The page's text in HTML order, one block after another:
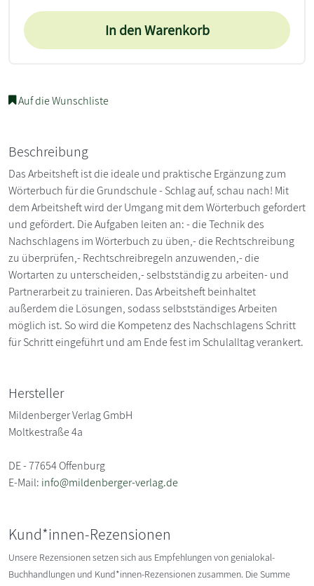
In den Warenkorb
Auf die Wunschliste
Beschreibung
Das Arbeitsheft ist die ideale und praktische Ergänzung zum
Wörterbuch für die Grundschule - Schlag auf, schau nach! Mit
dem Arbeitsheft wird der Umgang mit dem Wörterbuch gefordert
und gefördert. Die Aufgaben leiten an: - die Technik des
Nachschlagens im Wörterbuch zu üben,- die Rechtschreibung
zu überprüfen,- Rechtschreibregeln anzuwenden,- die
Wortarten zu unterscheiden,- selbstständig zu arbeiten- und
Partnerarbeit zu trainieren. Das Arbeitsheft beinhaltet
außerdem die Lösungen, sodass selbstständiges Arbeiten
möglich ist. So wird die Kompetenz des Nachschlagens Schritt
für Schritt eingeführt und am Ende fest im Schulalltag verankert.
Hersteller
Mildenberger Verlag GmbH
Moltkestraße 4a
DE - 77654 Offenburg
E-Mail: info@mildenberger-verlag.de
Kund*innen-Rezensionen
Unsere Rezensionen setzen sich aus Empfehlungen von genialokal-
Buchhandlungen und Kund*innen-Rezensionen zusammen. Die Summe